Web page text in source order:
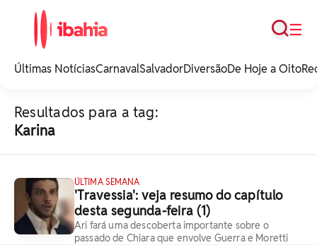
noticias e
☰
Busca
Últimas NotíciasCarnavalSalvadorDiversãoDe Hoje a Oito
Resultados para a tag:
Karina
ÚLTIMA SEMANA
'Travessia': veja resumo do capítulo
desta segunda-feira (1)
Ari fará uma descoberta importante sobre o
passado de Chiara que envolve Guerra e Moretti